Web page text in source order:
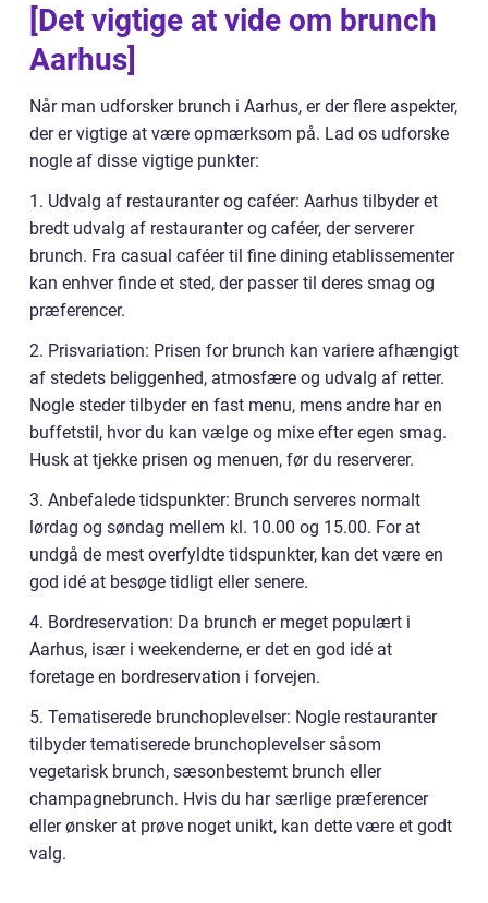
[Det vigtige at vide om brunch
Aarhus]
Når man udforsker brunch i Aarhus, er der flere aspekter,
der er vigtige at være opmærksom på. Lad os udforske
nogle af disse vigtige punkter:
1. Udvalg af restauranter og caféer: Aarhus tilbyder et
bredt udvalg af restauranter og caféer, der serverer
brunch. Fra casual caféer til fine dining etablissementer
kan enhver finde et sted, der passer til deres smag og
præferencer.
2. Prisvariation: Prisen for brunch kan variere afhængigt
af stedets beliggenhed, atmosfære og udvalg af retter.
Nogle steder tilbyder en fast menu, mens andre har en
buffetstil, hvor du kan vælge og mixe efter egen smag.
Husk at tjekke prisen og menuen, før du reserverer.
3. Anbefalede tidspunkter: Brunch serveres normalt
lørdag og søndag mellem kl. 10.00 og 15.00. For at
undgå de mest overfyldte tidspunkter, kan det være en
god idé at besøge tidligt eller senere.
4. Bordreservation: Da brunch er meget populært i
Aarhus, især i weekenderne, er det en god idé at
foretage en bordreservation i forvejen.
5. Tematiserede brunchoplevelser: Nogle restauranter
tilbyder tematiserede brunchoplevelser såsom
vegetarisk brunch, sæsonbestemt brunch eller
champagnebrunch. Hvis du har særlige præferencer
eller ønsker at prøve noget unikt, kan dette være et godt
valg.